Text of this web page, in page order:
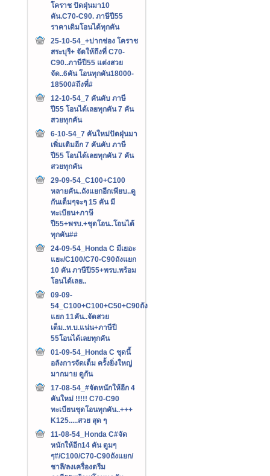
โคราช ปัดฝุ่นมา10
คัน.C70-C90. ภาษีปี55
ราคาเดิมโอนได้ทุกคัน
25-10-54_+ปากช่อง โคราช
สระบุรี+ จัดให้ถึงที่ C70-
C90..ภาษีปี55 แต่งสวย
จัด..6คัน โอนทุกคัน18000-
18500#ถึงที่#
12-10-54_7 คันคับ ภาษี
ปี55 โอนได้เลยทุกคัน 7 คัน
สวยทุกคัน
6-10-54_7 คันใหม่ปัดฝุ่นมา
เพิ่มเติมอีก 7 คันคับ ภาษี
ปี55 โอนได้เลยทุกคัน 7 คัน
สวยทุกคัน
29-09-54_C100+C100
หลายคัน..ถังแยกอีกเพียบ..ดู
กันเต็มๆจะๆ 15 คัน มี
ทะเบียน+ภาษ๊
ปี55+พรบ.+ชุดโอน..โอนได้
ทุกคัน##
24-09-54_Honda C มีเยอะ
แยะ/C100/C70-C90ถังแยก
10 คัน ภาษีปี55+พรบ.พร้อม
โอนได้เลย..
09-09-
54_C100+C100+C50+C90ถัง
แยก 11คัน..จัดสวย
เต็ม..ท.บ.แน่น+ภาษีปี
55โอนได้เลยทุกคัน
01-09-54_Honda C ชุดนี้
อลังการจัดเต็ม ครั้งยิ่งใหญ่
มากมาย ดูกัน
17-08-54_#จัดหนักให้อีก 4
คันใหม่ !!!!! C70-C90
ทะเบียนชุดโอนทุกคัน..+++‏
K125.....สวย สุด ๆ
11-08-54_Honda C#จัด
หนักให้อีก14 คัน ตูมๆ
ๆ#/C100/C70-C90ถังแยก/
ชาลี/ลงเครื่องดรีม